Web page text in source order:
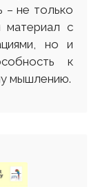
– не только
материал с
но и
к
мышлению.